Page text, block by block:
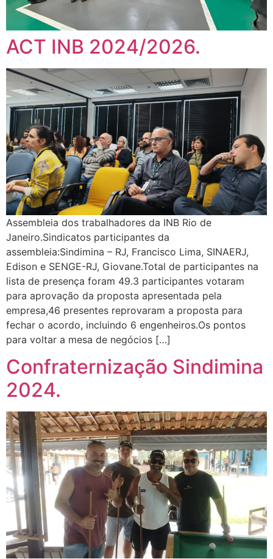
ACT INB 2024/2026.
Assembleia dos trabalhadores da INB Rio de
Janeiro.Sindicatos participantes da
assembleia:Sindimina – RJ, Francisco Lima, SINAERJ,
Edison e SENGE-RJ, Giovane.Total de participantes na
lista de presença foram 49.3 participantes votaram
para aprovação da proposta apresentada pela
empresa,46 presentes reprovaram a proposta para
fechar o acordo, incluindo 6 engenheiros.Os pontos
para voltar a mesa de negócios […]
Confraternização Sindimina
2024.